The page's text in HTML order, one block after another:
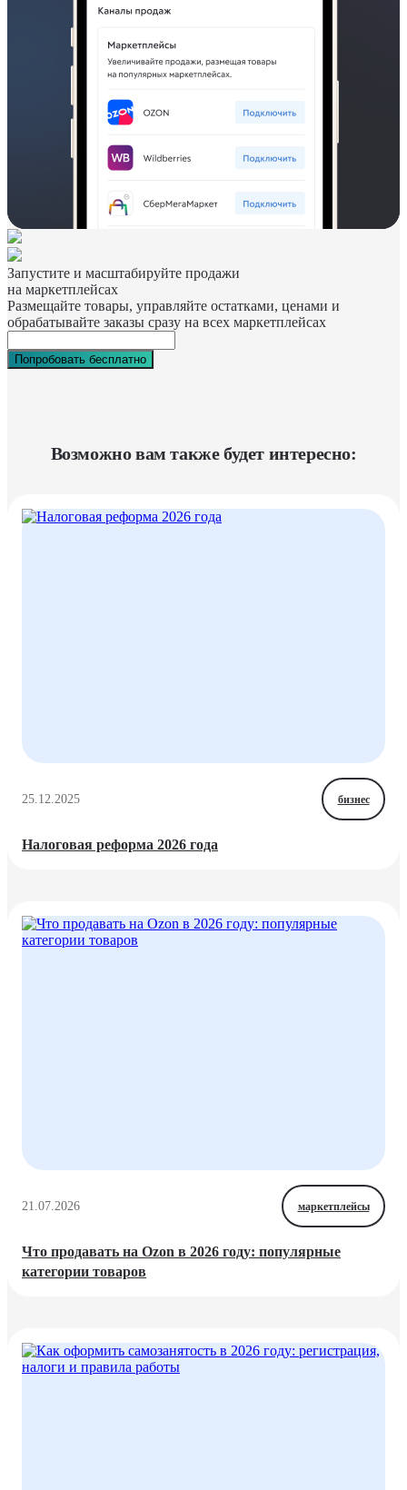
Запустите и масштабируйте продажи
на маркетплейсах
Размещайте товары, управляйте остатками, ценами и
обрабатывайте заказы сразу на всех маркетплейсах
Попробовать бесплатно
Возможно вам также будет интересно:
25.12.2025 бизнес
Налоговая реформа 2026 года
21.07.2026 маркетплейсы
Что продавать на Ozon в 2026 году: популярные
категории товаров